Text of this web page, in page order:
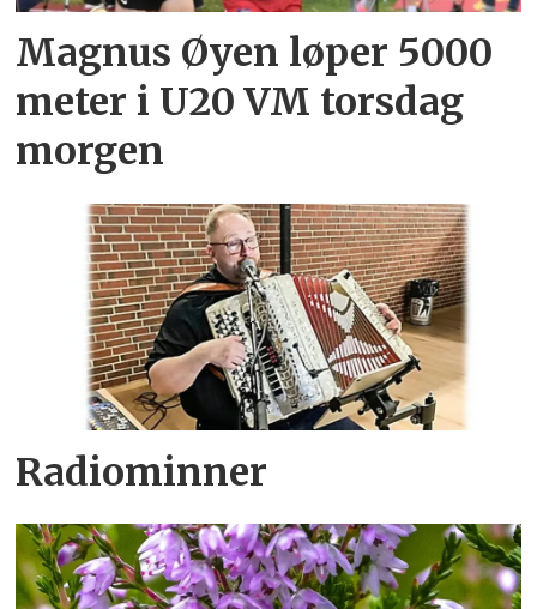
Magnus Øyen løper 5000
meter i U20 VM torsdag
morgen
Radiominner